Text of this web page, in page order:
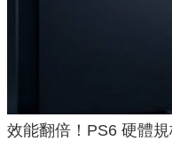
效能翻倍！PS6 硬體